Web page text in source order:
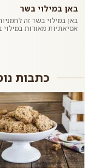
באן במילוי בשר
באן במילוי בשר זה
אסיאתיות מאודות
כתבות